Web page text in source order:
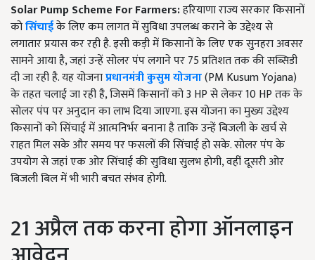
Solar Pump Scheme For Farmers:हरियाणा राज्य सरकार किसानों
कोसिंचाईके लिए कम लागत में सुविधा उपलब्ध कराने के उद्देश्य से
लगातार प्रयास कर रही है. इसी कड़ी में किसानों के लिए एक सुनहरा अवसर
सामने आया है, जहां उन्हें सोलर पंप लगाने पर 75 प्रतिशत तक की सब्सिडी
दी जा रही है. यह योजनाप्रधानमंत्री कुसुम योजना(PM Kusum Yojana)
के तहत चलाई जा रही है, जिसमें किसानों को 3 HP से लेकर 10 HP तक के
सोलर पंप पर अनुदान का लाभ दिया जाएगा. इस योजना का मुख्य उद्देश्य
किसानों को सिंचाई में आत्मनिर्भर बनाना है ताकि उन्हें बिजली के खर्च से
राहत मिल सके और समय पर फसलों की सिंचाई हो सके. सोलर पंप के
उपयोग से जहां एक ओर सिंचाई की सुविधा सुलभ होगी, वहीं दूसरी ओर
बिजली बिल में भी भारी बचत संभव होगी.
21 अप्रैल तक करना होगा ऑनलाइन